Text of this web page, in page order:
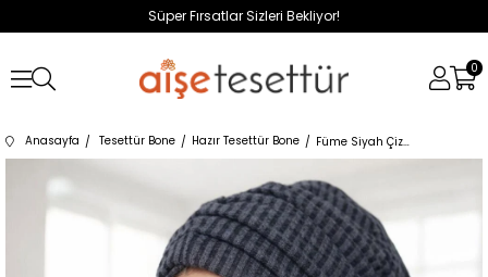
Süper Fırsatlar Sizleri Bekliyor!
0
Anasayfa Tesettür Bone Hazır Tesettür Bone Füme Siyah Çizgili Büzgülü Salaş Bone